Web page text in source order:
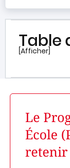
Table
[Afficher]
Le
École
retenir